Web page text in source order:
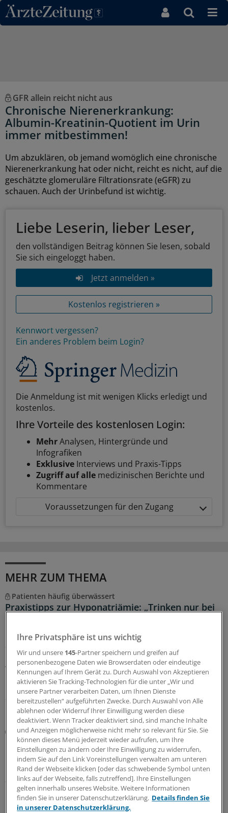
Direkt zum Inhaltsbereich
GFR allein reicht nicht aus
Chronische Nierenerkrankung:
Albumin-Kreatinin-Quotient im Urin
immer mitbestimmen!
Um abzuklären, ob jemand womöglich eine chronische
Nierenerkrankung hat oder nicht, reicht es nicht, auf die
geschätzte glomeruläre Filtrationsrate (eGFR) zu
schauen. Auch der Urinbefund ist wichtig.
Liebe Leserin, lieber Leser,
den vollständigen Beitrag können Sie lesen, sobald
Sie sich eingeloggt haben.
Jetzt anmelden »
Kostenlos registrieren »
Kennwort vergessen?
Ein anderes Problem beim Login?
Die Anmeldung ist mit wenigen Klicks erledigt und
kostenlos.
Ihre Vorteile des kostenlosen Login:
MehrAnalysen, Hintergründe und
Infografiken
Exklusive Interviews und Praxis-Tipps
Zugriff auf alle medizinischen Berichte und
Kommentare
Voraussetzungen für den Zugang
MEHR ZUM THEMA
Patienten häufig überwässert
Praxistipps zur Hyponatriämie: „Trinken nur bei
Bei Hyponatriämie und Überwässerung, zum Beispiel
aufgrund einer Herzinsuffizienz, ist vor allem eine
Empfehlung wichtig: Trinken nur bei Durst! Diesen und
weitere Tipps rund um Elektrolytstörungen gibt ein
Nephrologe.
27.07.2026
Vermeidbares Sterberisiko
CKD: Bei kardiovaskulären Risikofaktoren die
Niere im Blick haben
Einer chronischen Nierenerkrankung (CKD) frühzeitig
auf die Spur zu kommen, wird in der hausärztlichen
Praxis immer wichtiger. Dabei spielt ein bestimmter
Faktor eine wesentliche Rolle.
Ihre Privatsphäre ist uns wichtig
Wir und unsere 145-Partner speichern und greifen auf
personenbezogene Daten wie Browserdaten oder eindeutige
Kennungen auf Ihrem Gerät zu. Durch Auswahl von Akzeptieren
aktivieren Sie Tracking-Technologien für die unter „Wir und
unsere Partner verarbeiten Daten, um Ihnen Dienste
bereitzustellen“ aufgeführten Zwecke. Durch Auswahl von Alle
ablehnen oder Widerruf Ihrer Einwilligung werden diese
deaktiviert. Wenn Tracker deaktiviert sind, sind manche Inhalte
und Anzeigen möglicherweise nicht mehr so relevant für Sie. Sie
können dieses Menü jederzeit wieder aufrufen, um Ihre
Einstellungen zu ändern oder Ihre Einwilligung zu widerrufen,
indem Sie auf den Link Voreinstellungen verwalten am unteren
Rand der Webseite klicken [oder das schwebende Symbol unten
links auf der Webseite, falls zutreffend]. Ihre Einstellungen
gelten innerhalb unseres Website. Weitere Informationen
finden Sie in unserer Datenschutzerklärung. Details finden Sie
in unserer Datenschutzerklärung.